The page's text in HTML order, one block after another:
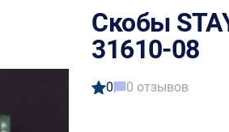
Скобы
31610-08
0 0 отзывов